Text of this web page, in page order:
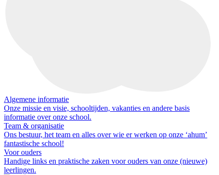
Algemene informatie
Onze missie en visie, schooltijden, vakanties en andere basis
informatie over onze school.
Team & organisatie
Ons bestuur, het team en alles over wie er werken op onze ‘ahum’
fantastische school!
Voor ouders
Handige links en praktische zaken voor ouders van onze (nieuwe)
leerlingen.